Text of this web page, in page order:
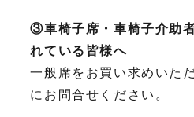
③車椅子席・車椅子介助
れている皆様へ
一般席をお買い求めいた
にお問合せください。